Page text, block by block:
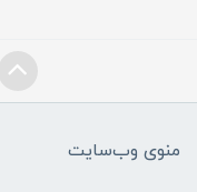
منوی وب‌سایت